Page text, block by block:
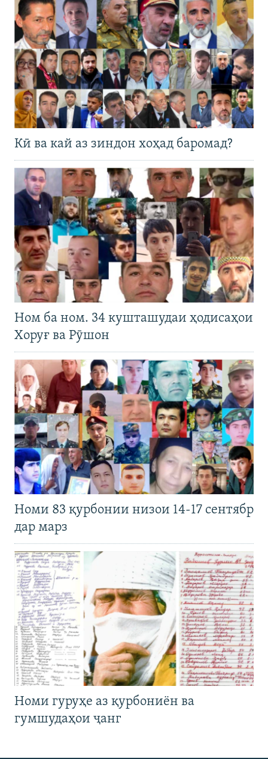
Кӣ ва кай аз зиндон хоҳад баромад?
Ном ба ном. 34 кушташудаи ҳодисаҳои
Хоруғ ва Рӯшон
Номи 83 қурбонии низои 14-17 сентябр
дар марз
Номи гуруҳе аз қурбониён ва
гумшудаҳои ҷанг